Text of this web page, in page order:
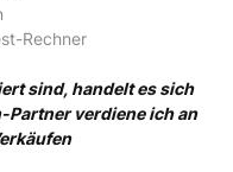
Rechner
sind, handelt es sich
verdiene ich an